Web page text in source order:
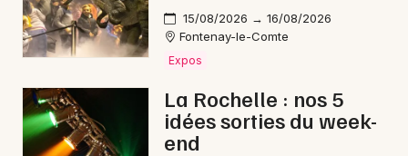
15/08/2026 → 16/08/2026
Fontenay-le-Comte
Expos
La Rochelle : nos 5
idées sorties du week-
end